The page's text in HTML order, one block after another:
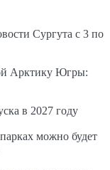
Сургута с 3 по
Арктику Югры:
в 2027 году
можно будет